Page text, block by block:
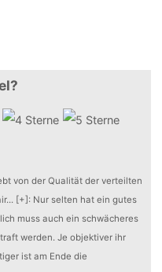
von der Qualität der verteilten
... [+] : Nur selten hat ein gutes
muss auch ein schwächeres
werden. Je objektiver ihr
ist am Ende die